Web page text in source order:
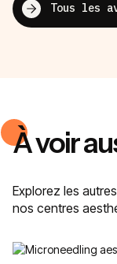
Tous les
À voir
Explorez les
nos centres